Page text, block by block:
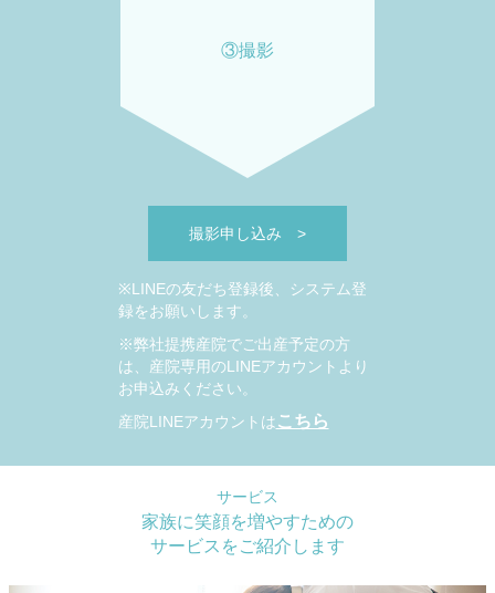
③撮影
撮影申し込み >
※LINEの友だち登録後、システム登
録をお願いします。
※弊社提携産院でご出産予定の方
は、産院専用のLINEアカウントより
お申込みください。
産院LINEアカウントはこちら
サービス
家族に笑顔を増やすための
サービスをご紹介します